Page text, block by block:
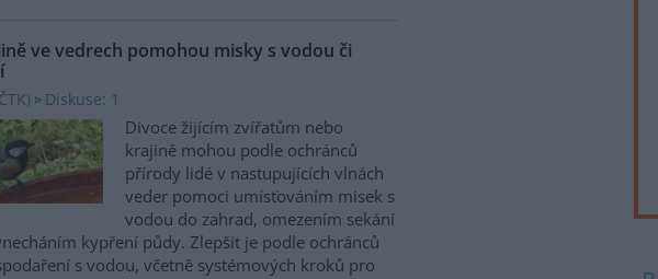
ve vedrech pomohou misky s vodou či
ČTK) Diskuse: 1
Divoce žijícím zvířatům nebo
krajině mohou podle ochránců
přírody lidé v nastupujících vlnách
veder pomoci umísťováním misek s
vodou do zahrad, omezením sekání
kypření půdy. Zlepšit je podle ochránců
s vodou, včetně systémových kroků pro